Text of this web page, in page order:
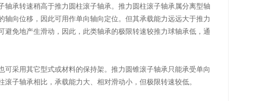
承转速稍高于推力圆柱滚子轴承。推力圆柱滚子轴承属分离型轴
向位移，因此可用作单向轴向定位。但其承载能力远远大于推力
免地产生滑动，因此，此类轴承的极限转速较推力球轴承低，通
采用其它型式或材料的保持架。推力圆锥滚子轴承只能承受单向
子轴承相比，承载能力大、相对滑动小，但极限转速较低。